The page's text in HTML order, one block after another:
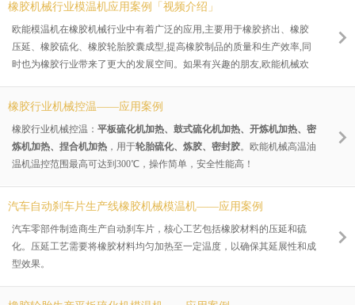
橡胶机械行业模温机应用案例「视频介绍」
欧能模温机在橡胶机械行业中有着广泛的应用,主要用于橡胶挤出、橡胶
压延、橡胶硫化、橡胶轮胎胶囊成型,提高橡胶制品的质量和生产效率,同
时也为橡胶行业带来了更大的发展空间。如果有兴趣的朋友,欧能机械欢
橡胶行业机械控温——应用案例
橡胶行业机械控温： 平板硫化机加热、鼓式硫化机加热、开炼机加热、密
炼机加热、捏合机加热 ，用于轮胎硫化、炼胶、密封胶。欧能机械高温油
温机温控范围最高可达到300℃，操作简单，安全性能高！
汽车自动刹车片生产线橡胶机械模温机——应用案例
汽车零部件制造商生产自动刹车片，核心工艺包括橡胶材料的压延和硫
化。压延工艺需要将橡胶材料均匀加热至一定温度，以确保其延展性和成
型效果。